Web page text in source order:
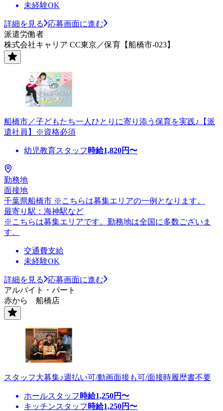
未経験OK
詳細を見る
応募画面に進む
派遣労働者
株式会社キャリア CC東京／保育【船橋市-023】
船橋市／子どもたち一人ひとりに寄り添う保育を実践♪【派
遣社員】※資格必須
幼児教育スタッフ 時給1,820円〜
勤務地
面接地
千葉県船橋市 ※こちらは募集エリアの一例となります。
最寄り駅：海神駅など
※こちらは募集エリアです。勤務地は全国に多数ございま
す。
交通費支給
未経験OK
詳細を見る
応募画面に進む
アルバイト・パート
赤から 船橋店
スタッフ大募集♪週払い可/動画面接も可/面接時履歴書不要
ホールスタッフ 時給1,250円〜
キッチンスタッフ 時給1,250円〜